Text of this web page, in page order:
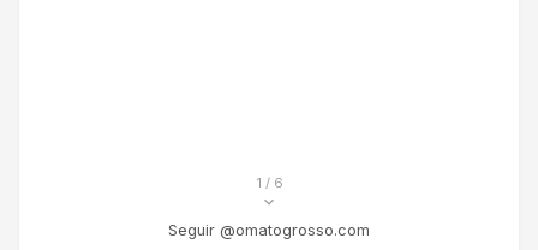
1 / 6
Seguir @omatogrosso.com